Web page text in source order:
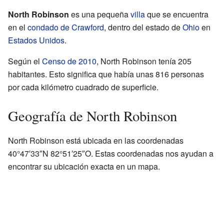
North Robinson es una pequeñavillaque se encuentra
en el condado de Crawford, dentro del estado deOhioen
Estados Unidos.
Según el Censo de 2010, North Robinson tenía 205
habitantes. Esto significa que había unas 816 personas
por cada kilómetro cuadrado de superficie.
Geografía de North Robinson
North Robinson está ubicada en las coordenadas
40°47′33″N 82°51′25″O. Estas coordenadas nos ayudan a
encontrar su ubicación exacta en un mapa.